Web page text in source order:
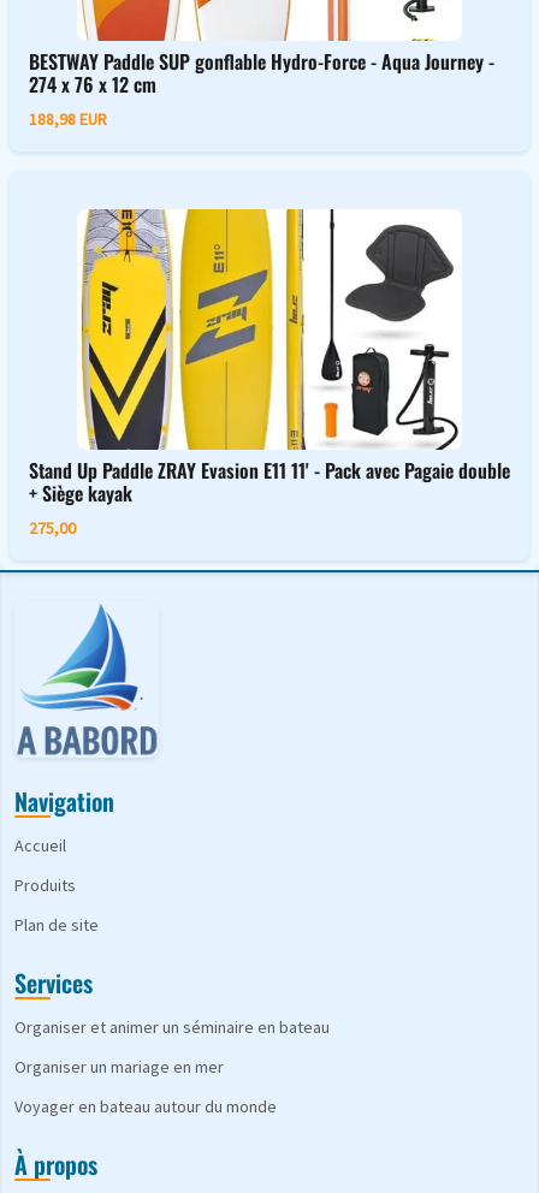
BESTWAY Paddle SUP gonflable Hydro-Force - Aqua Journey -
274 x 76 x 12 cm
188,98 EUR
Stand Up Paddle ZRAY Evasion E11 11' - Pack avec Pagaie double
+ Siège kayak
275,00
Navigation
Accueil
Produits
Plan de site
Services
Organiser et animer un séminaire en bateau
Organiser un mariage en mer
Voyager en bateau autour du monde
À propos